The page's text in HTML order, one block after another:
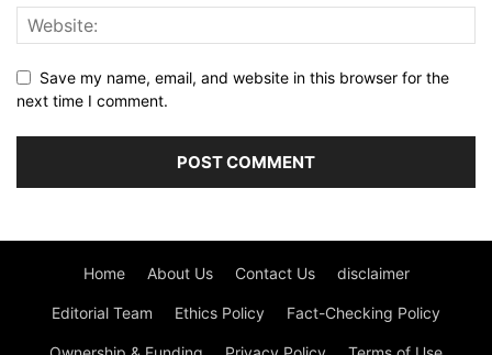
Save my name, email, and website in this browser for the
next time I comment.
Home About Us Contact Us disclaimer
Editorial Team Ethics Policy Fact-Checking Policy